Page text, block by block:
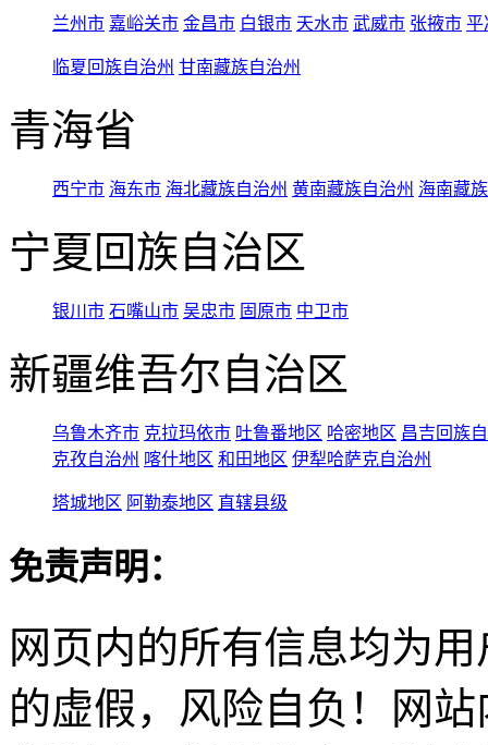
兰州市 嘉峪关市 金昌市 白银市 天水市 武威市 张掖市 平
临夏回族自治州 甘南藏族自治州
青海省
西宁市 海东市 海北藏族自治州 黄南藏族自治州 海南藏
宁夏回族自治区
银川市 石嘴山市 吴忠市 固原市 中卫市
新疆维吾尔自治区
乌鲁木齐市 克拉玛依市 吐鲁番地区 哈密地区 昌吉回族
克孜自治州 喀什地区 和田地区 伊犁哈萨克自治州
塔城地区 阿勒泰地区 直辖县级
免责声明：
网页内的所有信息均为
的虚假，风险自负！网